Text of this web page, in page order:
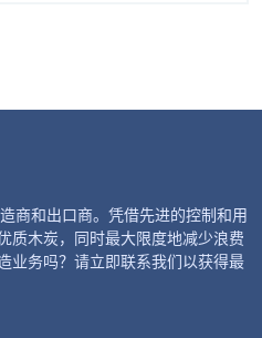
商和出口商。凭借先进的控制和用
质木炭，同时最大限度地减少浪费
业务吗？请立即联系我们以获得最